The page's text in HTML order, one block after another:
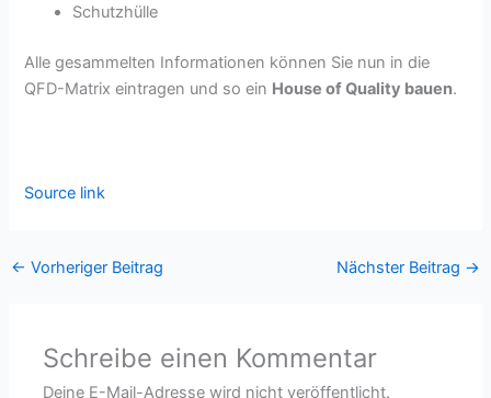
Schutzhülle
Alle gesammelten Informationen können Sie nun in die
QFD-Matrix eintragen und so ein House of Quality bauen.
Source link
← Vorheriger Beitrag Nächster Beitrag →
Schreibe einen Kommentar
Deine E-Mail-Adresse wird nicht veröffentlicht.